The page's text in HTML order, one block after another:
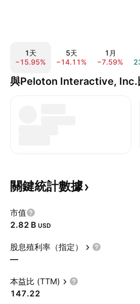
1天
−15.95%
5天
−14.11%
1月
−7.59%
與Peloton Interactive, Inc.
關鍵統計數據
市值
‪2.82 B‬ USD
股息殖利率（指定）
—
本益比 (TTM)
147.22